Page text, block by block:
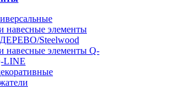
навесные элементы
Steelwood
навесные элементы Q-